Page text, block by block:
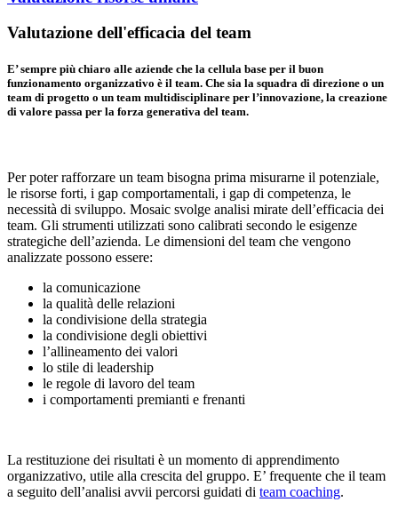
Valutazione dell'efficacia del team​
E’ sempre più chiaro alle aziende che la cellula base per il buon
funzionamento organizzativo è il team. Che sia la squadra di direzione o un
team di progetto o un team multidisciplinare per l’innovazione, la creazione
di valore passa per la forza generativa del team.
Per poter rafforzare un team bisogna prima misurarne il potenziale,
le risorse forti, i gap comportamentali, i gap di competenza, le
necessità di sviluppo. Mosaic svolge analisi mirate dell’efficacia dei
team. Gli strumenti utilizzati sono calibrati secondo le esigenze
strategiche dell’azienda. Le dimensioni del team che vengono
analizzate possono essere:
la comunicazione
la qualità delle relazioni
la condivisione della strategia
la condivisione degli obiettivi
l’allineamento dei valori
lo stile di leadership
le regole di lavoro del team
i comportamenti premianti e frenanti
La restituzione dei risultati è un momento di apprendimento
organizzativo, utile alla crescita del gruppo. E’ frequente che il team
a seguito dell’analisi avvii percorsi guidati di team coaching.